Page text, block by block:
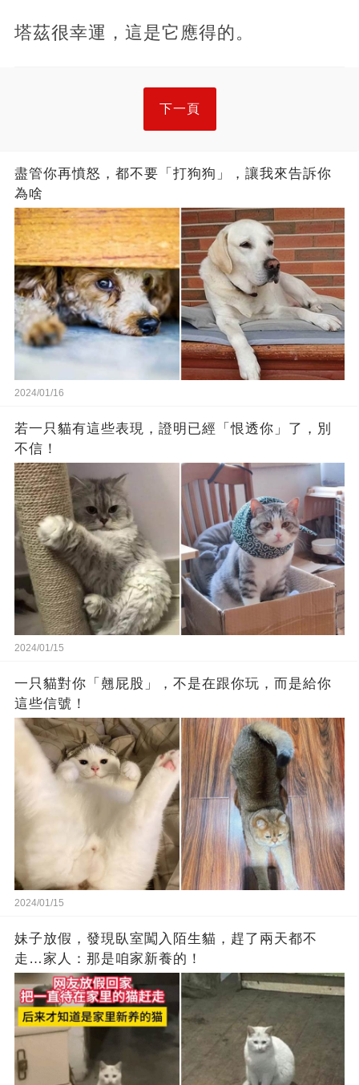
塔茲很幸運，這是它應得的。
下一頁
盡管你再憤怒，都不要「打狗狗」，讓我來告訴你
為啥
2024/01/16
若一只貓有這些表現，證明已經「恨透你」了，別
不信！
2024/01/15
一只貓對你「翹屁股」，不是在跟你玩，而是給你
這些信號！
2024/01/15
妹子放假，發現臥室闖入陌生貓，趕了兩天都不
走…家人：那是咱家新養的！